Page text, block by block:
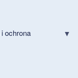
ochrona